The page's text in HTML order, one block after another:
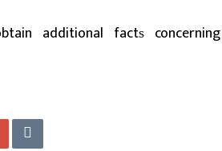
additional factѕ concerning